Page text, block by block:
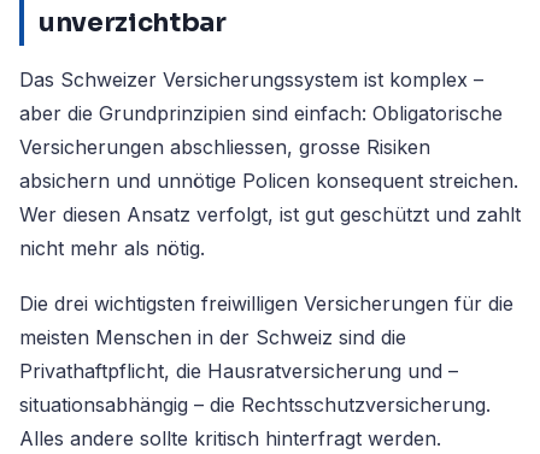
unverzichtbar
Das Schweizer Versicherungssystem ist komplex –
aber die Grundprinzipien sind einfach: Obligatorische
Versicherungen abschliessen, grosse Risiken
absichern und unnötige Policen konsequent streichen.
Wer diesen Ansatz verfolgt, ist gut geschützt und zahlt
nicht mehr als nötig.
Die drei wichtigsten freiwilligen Versicherungen für die
meisten Menschen in der Schweiz sind die
Privathaftpflicht, die Hausratversicherung und –
situationsabhängig – die Rechtsschutzversicherung.
Alles andere sollte kritisch hinterfragt werden.